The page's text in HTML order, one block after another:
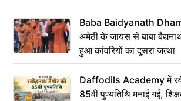
Baba Baidyanath
अमेठी के जायस से बाबा
हुआ कांवरियों का दूसरा जत्था
Daffodils Academy में
85वीं पुण्यतिथि मनाई गई,